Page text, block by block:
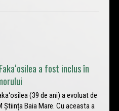
a fost inclus în
(39 de ani) a evoluat de
Știința Baia Mare. Cu aceasta a